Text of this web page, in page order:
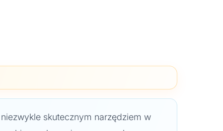
skutecznym narzędziem w